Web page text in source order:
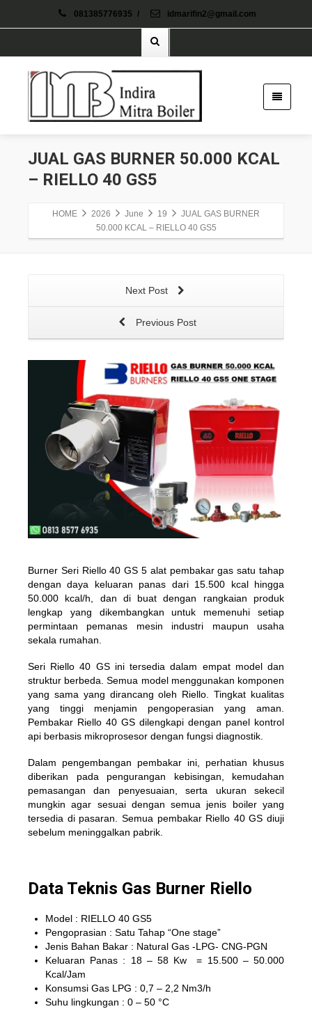
081385776935 / idmarifin2@gmail.com
JUAL GAS BURNER 50.000 KCAL
– RIELLO 40 GS5
HOME 2026 June 19
JUAL GAS BURNER
50.000 KCAL – RIELLO 40 GS5
Next Post
Previous Post
Burner Seri Riello 40 GS 5 alat pembakar gas satu tahap
dengan daya keluaran panas dari 15.500 kcal hingga
50.000 kcal/h, dan di buat dengan rangkaian produk
lengkap yang dikembangkan untuk memenuhi setiap
permintaan pemanas mesin industri maupun usaha
sekala rumahan.
Seri Riello 40 GS ini tersedia dalam empat model dan
struktur berbeda. Semua model menggunakan komponen
yang sama yang dirancang oleh Riello. Tingkat kualitas
yang tinggi menjamin pengoperasian yang aman.
Pembakar Riello 40 GS dilengkapi dengan panel kontrol
api berbasis mikroprosesor dengan fungsi diagnostik.
Dalam pengembangan pembakar ini, perhatian khusus
diberikan pada pengurangan kebisingan, kemudahan
pemasangan dan penyesuaian, serta ukuran sekecil
mungkin agar sesuai dengan semua jenis boiler yang
tersedia di pasaran. Semua pembakar Riello 40 GS diuji
sebelum meninggalkan pabrik.
Data Teknis Gas Burner Riello
Model : RIELLO 40 GS5
Pengoprasian : Satu Tahap “One stage”
Jenis Bahan Bakar : Natural Gas -LPG- CNG-PGN
Keluaran Panas : 18 – 58 Kw = 15.500 – 50.000
Kcal/Jam
Konsumsi Gas LPG : 0,7 – 2,2 Nm3/h
Suhu lingkungan : 0 – 50 °C